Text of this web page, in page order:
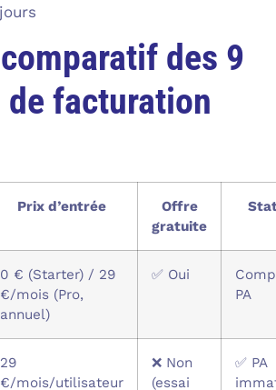
des 9
facturation
Prix d’entrée
Offre
gratuite
0 € (Starter) / 29
€/mois (Pro,
annuel)
✅ Oui
PA
29
€/mois/utilisateur
❌ Non
(essai
✅ PA